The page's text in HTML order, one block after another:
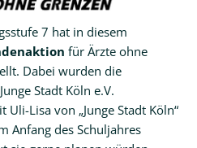
7 hat in diesem
für Ärzte ohne
Dabei wurden die
Stadt Köln e.V.
Lisa von „Junge Stadt Köln“
Anfang des Schuljahres